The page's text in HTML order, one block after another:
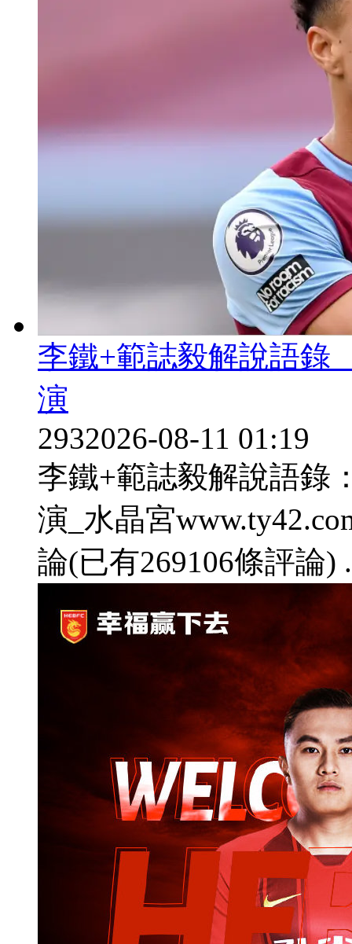
李鐵+範誌毅解說語錄
演
2932026-08-11 01:19
李鐵+範誌毅解說語錄
演_水晶宮
論(已有269106條評論)